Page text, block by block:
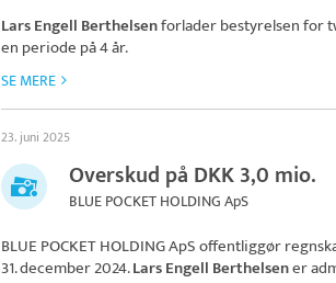
Lars Engell Berthelsenforlader bestyrelsen for
en periode på 4 år.
SE MERE
23. juni 2025
Overskud på DKK 3,0 mio.
BLUE POCKET HOLDING ApS
BLUE POCKET HOLDING ApSoffentliggør
31. december 2024.Lars Engell Berthelsener